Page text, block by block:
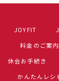
JOYFIT
料金のご案内
休会お手続き
かんたんレシ